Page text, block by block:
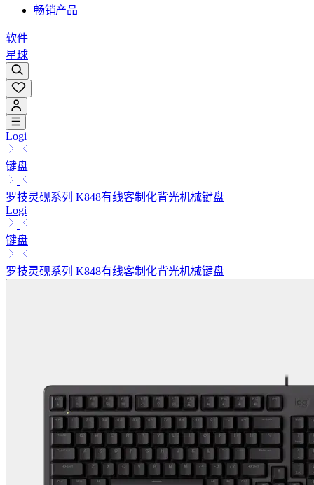
畅销产品
软件
星球
Logi
键盘
罗技灵砚系列 K848有线客制化背光机械键盘
Logi
键盘
罗技灵砚系列 K848有线客制化背光机械键盘